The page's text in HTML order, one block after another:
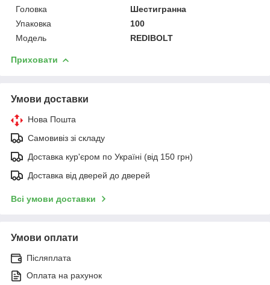
Головка
Шестигранна
Упаковка
100
Мoдель
REDIBOLT
Приховати
Умови доставки
Нова Пошта
Самовивіз зі складу
Доставка кур'єром по Україні (від 150 грн)
Доставка від дверей до дверей
Всі умови доставки
Умови оплати
Післяплата
Оплата на рахунок